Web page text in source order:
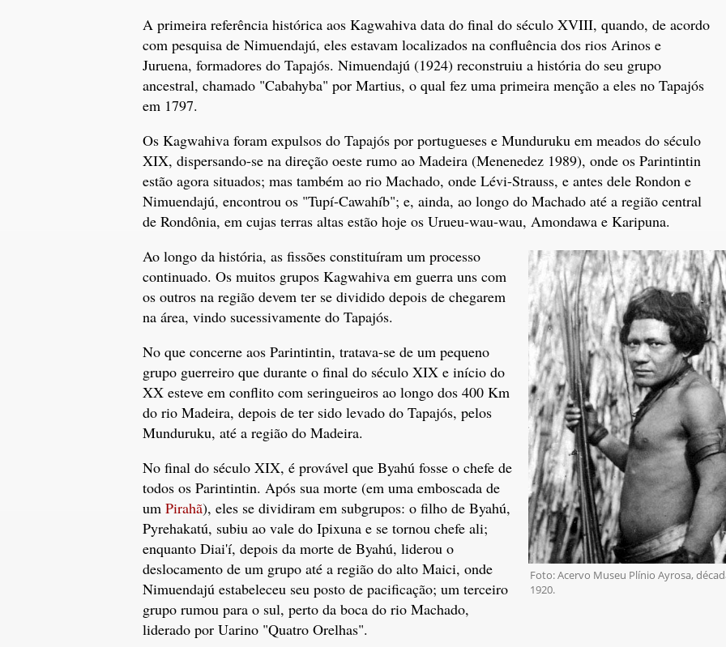
A primeira referência histórica aos Kagwahiva data do final do século XVIII, quando, de acordo
com pesquisa de Nimuendajú, eles estavam localizados na confluência dos rios Arinos e
Juruena, formadores do Tapajós. Nimuendajú (1924) reconstruiu a história do seu grupo
ancestral, chamado "Cabahyba" por Martius, o qual fez uma primeira menção a eles no Tapajós
em 1797.
Os Kagwahiva foram expulsos do Tapajós por portugueses e Munduruku em meados do século
XIX, dispersando-se na direção oeste rumo ao Madeira (Menenedez 1989), onde os Parintintin
estão agora situados; mas também ao rio Machado, onde Lévi-Strauss, e antes dele Rondon e
Nimuendajú, encontrou os "Tupí-Cawahíb"; e, ainda, ao longo do Machado até a região central
de Rondônia, em cujas terras altas estão hoje os Urueu-wau-wau, Amondawa e Karipuna.
Foto: Acervo Museu Plínio Ayrosa,
1920.
Ao longo da história, as fissões constituíram um processo
continuado. Os muitos grupos Kagwahiva em guerra uns com
os outros na região devem ter se dividido depois de chegarem
na área, vindo sucessivamente do Tapajós.
No que concerne aos Parintintin, tratava-se de um pequeno
grupo guerreiro que durante o final do século XIX e início do
XX esteve em conflito com seringueiros ao longo dos 400 Km
do rio Madeira, depois de ter sido levado do Tapajós, pelos
Munduruku, até a região do Madeira.
No final do século XIX, é provável que Byahú fosse o chefe de
todos os Parintintin. Após sua morte (em uma emboscada de
um Pirahã), eles se dividiram em subgrupos: o filho de Byahú,
Pyrehakatú, subiu ao vale do Ipixuna e se tornou chefe ali;
enquanto Diai'í, depois da morte de Byahú, liderou o
deslocamento de um grupo até a região do alto Maici, onde
Nimuendajú estabeleceu seu posto de pacificação; um terceiro
grupo rumou para o sul, perto da boca do rio Machado,
liderado por Uarino "Quatro Orelhas".